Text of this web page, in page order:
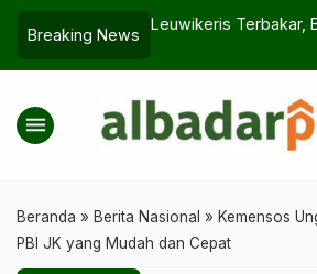
Breaking News
OJK Serius: Sanksi
menu
Beranda » Berita Nasional » Kemensos
PBI JK yang Mudah dan Cepat